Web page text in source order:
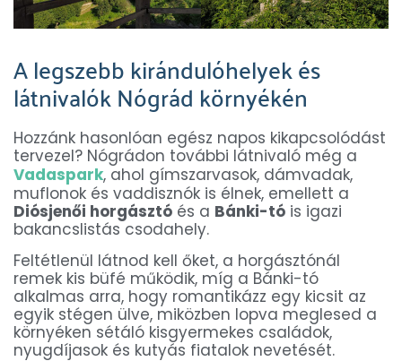
A legszebb kirándulóhelyek és
látnivalók Nógrád környékén
Hozzánk hasonlóan egész napos kikapcsolódást
tervezel? Nógrádon további látnivaló még a
Vadaspark, ahol gímszarvasok, dámvadak,
muflonok és vaddisznók is élnek, emellett a
Diósjenői horgásztó és a Bánki-tó is igazi
bakancslistás csodahely.
Feltétlenül látnod kell őket, a horgásztónál
remek kis büfé működik, míg a Bánki-tó
alkalmas arra, hogy romantikázz egy kicsit az
egyik stégen ülve, miközben lopva meglesed a
környéken sétáló kisgyermekes családok,
nyugdíjasok és kutyás fiatalok nevetését.